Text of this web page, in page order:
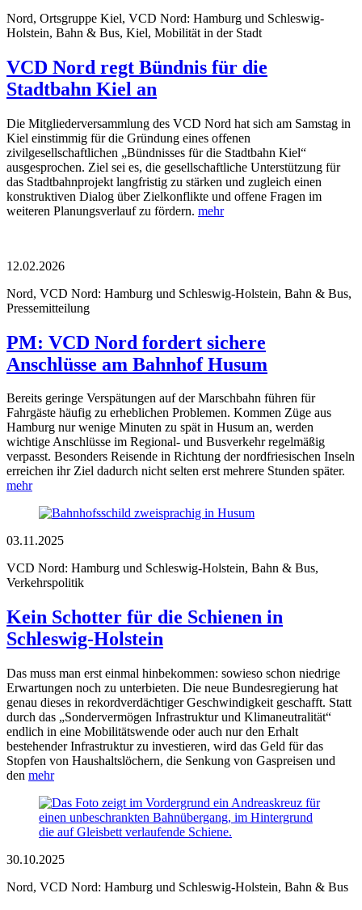
Nord, Ortsgruppe Kiel, VCD Nord: Hamburg und Schleswig-
Holstein, Bahn & Bus, Kiel, Mobilität in der Stadt
VCD Nord regt Bündnis für die
Stadtbahn Kiel an
Die Mitgliederversammlung des VCD Nord hat sich am Samstag in
Kiel einstimmig für die Gründung eines offenen
zivilgesellschaftlichen „Bündnisses für die Stadtbahn Kiel“
ausgesprochen. Ziel sei es, die gesellschaftliche Unterstützung für
das Stadtbahnprojekt langfristig zu stärken und zugleich einen
konstruktiven Dialog über Zielkonflikte und offene Fragen im
weiteren Planungsverlauf zu fördern. mehr
12.02.2026
Nord, VCD Nord: Hamburg und Schleswig-Holstein, Bahn & Bus,
Pressemitteilung
PM: VCD Nord fordert sichere
Anschlüsse am Bahnhof Husum
Bereits geringe Verspätungen auf der Marschbahn führen für
Fahrgäste häufig zu erheblichen Problemen. Kommen Züge aus
Hamburg nur wenige Minuten zu spät in Husum an, werden
wichtige Anschlüsse im Regional- und Busverkehr regelmäßig
verpasst. Besonders Reisende in Richtung der nordfriesischen Inseln
erreichen ihr Ziel dadurch nicht selten erst mehrere Stunden später.
mehr
03.11.2025
VCD Nord: Hamburg und Schleswig-Holstein, Bahn & Bus,
Verkehrspolitik
Kein Schotter für die Schienen in
Schleswig-Holstein
Das muss man erst einmal hinbekommen: sowieso schon niedrige
Erwartungen noch zu unterbieten. Die neue Bundesregierung hat
genau dieses in rekordverdächtiger Geschwindigkeit geschafft. Statt
durch das „Sondervermögen Infrastruktur und Klimaneutralität“
endlich in eine Mobilitätswende oder auch nur den Erhalt
bestehender Infrastruktur zu investieren, wird das Geld für das
Stopfen von Haushaltslöchern, die Senkung von Gaspreisen und
den mehr
30.10.2025
Nord, VCD Nord: Hamburg und Schleswig-Holstein, Bahn & Bus